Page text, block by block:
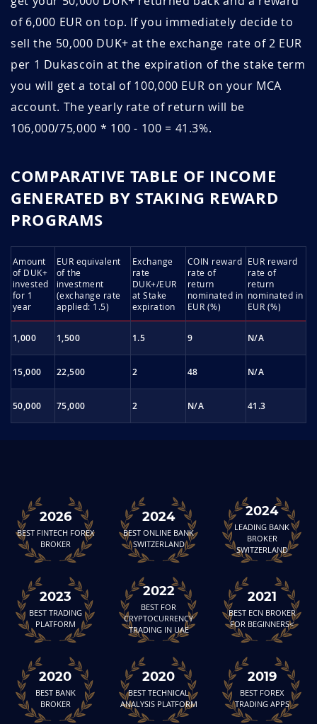
wUxcACgD Mars 07, 2026 Mars 07, 2027
UEMfJW3Y Mars 05, 2026 Mars 05, 2027
DUDmWRT6 Mars 02, 2026 Mars 02, 2027
J4JKB2mE Février 27, 2026 Février 27, 2027
zeHVKDPp Février 21, 2026 Février 21, 2027
LhriBmzM Février 19, 2026 Février 19, 2027
deGzHp5G Février 12, 2026 Février 12, 2027
4e41g6bK Février 04, 2026 Février 04, 2027
5EnhxXFD Février 02, 2026 Février 02, 2027
3hFArmCg Janvier 29, 2026 Janvier 29, 2027
A3nTx2Wv Janvier 23, 2026 Janvier 23, 2027
32S5oPFl Janvier 17, 2026 Janvier 17, 2027
of 6,000 EUR on top. If you immediately decide to
sell the 50,000 DUK+ at the exchange rate of 2 EUR
per 1 Dukascoin at the expiration of the stake term
you will get a total of 100,000 EUR on your MCA
account. The yearly rate of return will be
106,000/75,000 * 100 - 100 = 41.3%.
COMPARATIVE TABLE OF INCOME
GENERATED BY STAKING REWARD
PROGRAMS
Amount
of DUK+
invested
for 1
year
EUR equivalent
of the
investment
(exchange rate
applied: 1.5)
Exchange
rate
DUK+/EUR
at Stake
expiration
COIN reward
rate of
return
nominated in
EUR (%)
EUR reward
rate of
return
nominated in
EUR (%)
1,000 1,500 1.5 9 N/A
15,000 22,500 2 48 N/A
50,000 75,000 2 N/A 41.3
2026
BEST FINTECH FOREX
BROKER
2024
BEST ONLINE BANK
SWITZERLAND
2024
LEADING BANK
BROKER
SWITZERLAND
2023
BEST TRADING
PLATFORM
2022
BEST FOR
CRYPTOCURRENCY
TRADING IN UAE
2021
BEST ECN BROKER
FOR BEGINNERS<
2020
BEST BANK
BROKER
2020
BEST TECHNICAL
ANALYSIS PLATFORM
2019
BEST FOREX
TRADING APPS